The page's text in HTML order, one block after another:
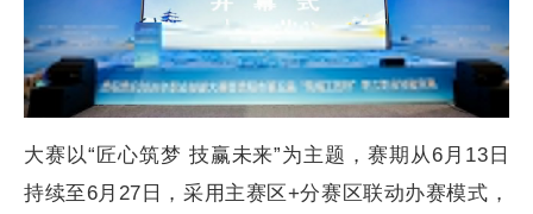
大赛以“匠心筑梦 技赢未来”为主题，赛期从6月13日
持续至6月27日，采用主赛区+分赛区联动办赛模式，